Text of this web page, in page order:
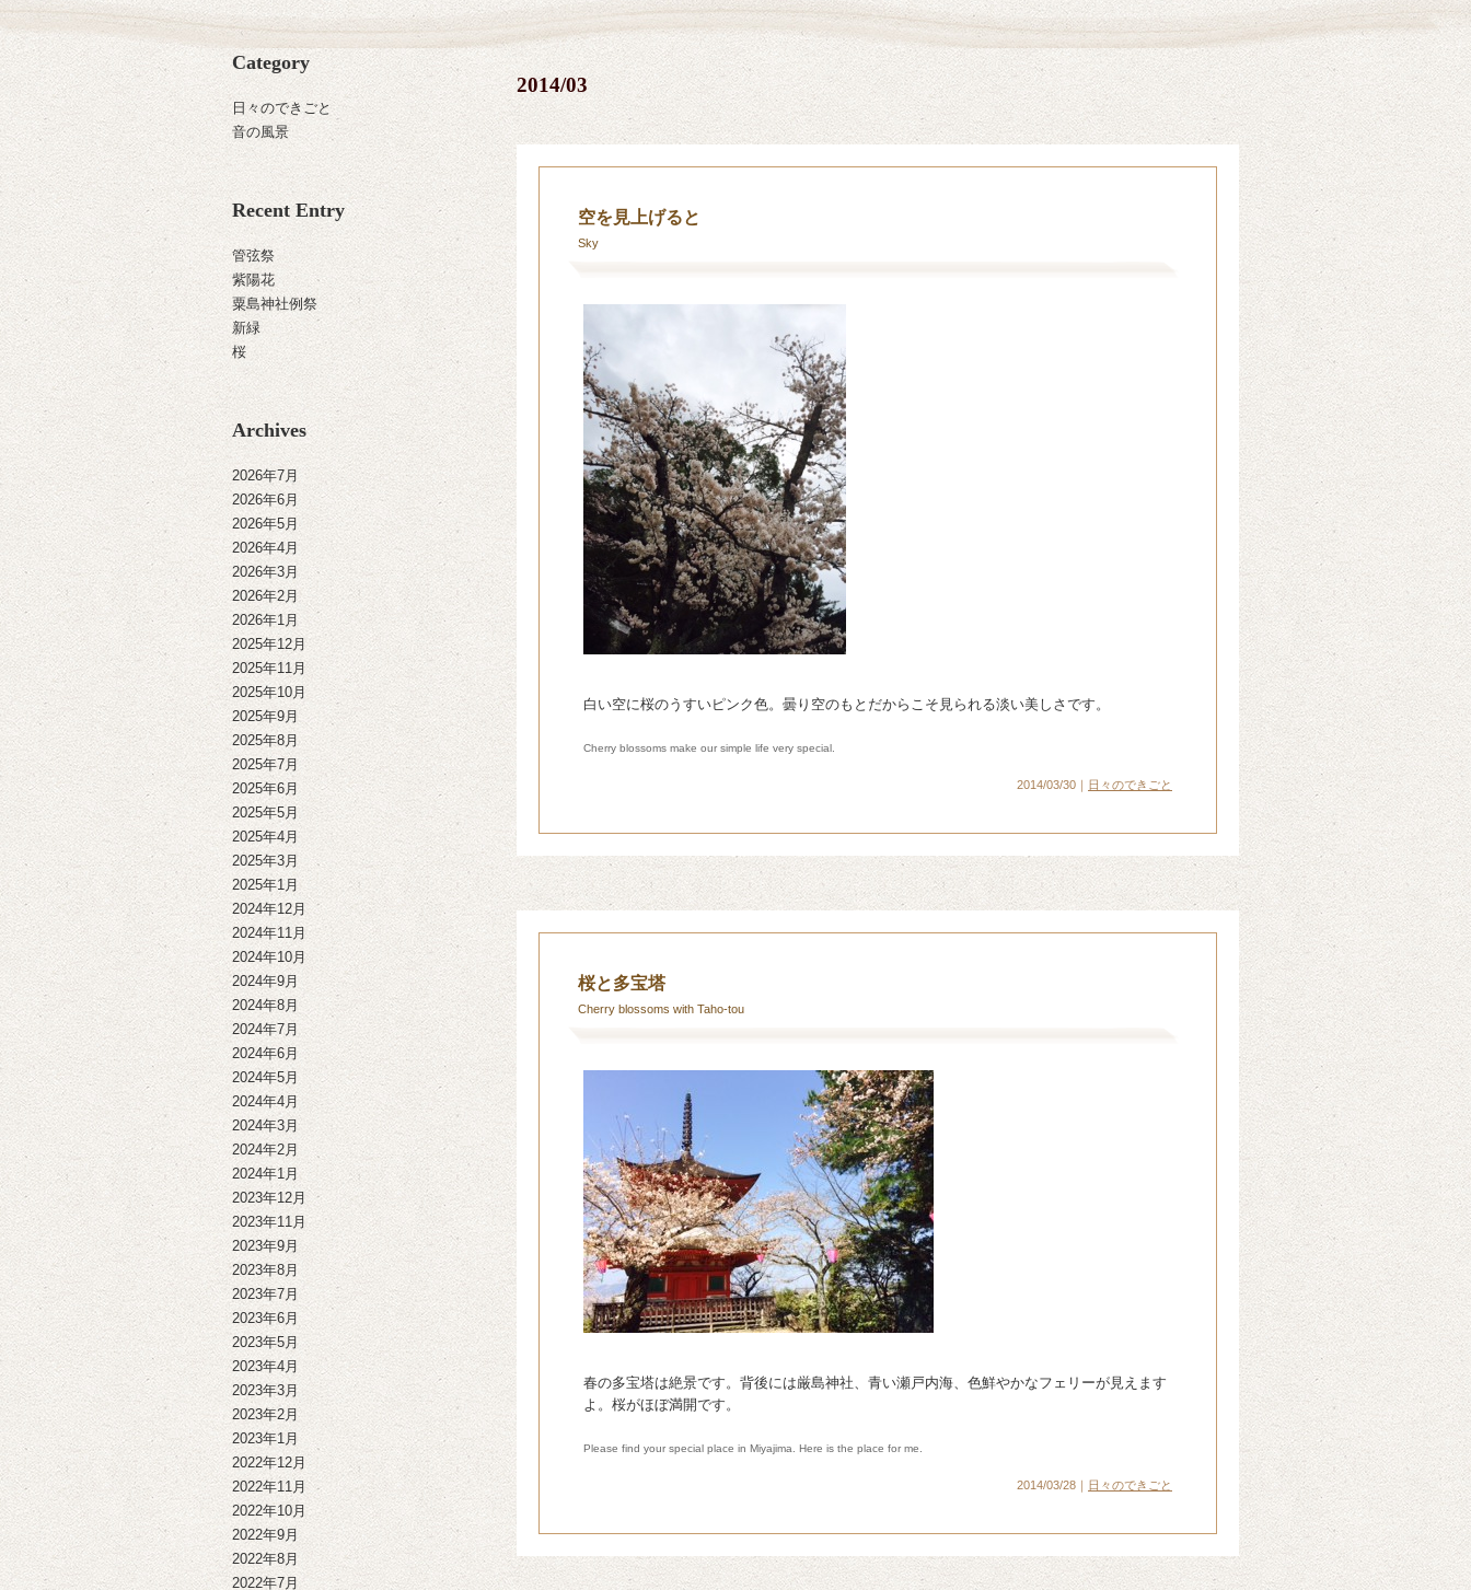
Category
日々のできごと
音の風景
Recent Entry
管弦祭
紫陽花
粟島神社例祭
新緑
桜
Archives
2026年7月
2026年6月
2026年5月
2026年4月
2026年3月
2026年2月
2026年1月
2025年12月
2025年11月
2025年10月
2025年9月
2025年8月
2025年7月
2025年6月
2025年5月
2025年4月
2025年3月
2025年1月
2024年12月
2024年11月
2024年10月
2024年9月
2024年8月
2024年7月
2024年6月
2024年5月
2024年4月
2024年3月
2024年2月
2024年1月
2023年12月
2023年11月
2023年9月
2023年8月
2023年7月
2023年6月
2023年5月
2023年4月
2023年3月
2023年2月
2023年1月
2022年12月
2022年11月
2022年10月
2022年9月
2022年8月
2022年7月
2014/03
空を見上げると
Sky
白い空に桜のうすいピンク色。曇り空のもとだからこそ見られる淡い美しさです。
Cherry blossoms make our simple life very special.
2014/03/30｜ 日々のできごと
桜と多宝塔
Cherry blossoms with Taho-tou
春の多宝塔は絶景です。背後には厳島神社、青い瀬戸内海、色鮮やかなフェリーが見えます
よ。桜がほぼ満開です。
Please find your special place in Miyajima. Here is the place for me.
2014/03/28｜ 日々のできごと